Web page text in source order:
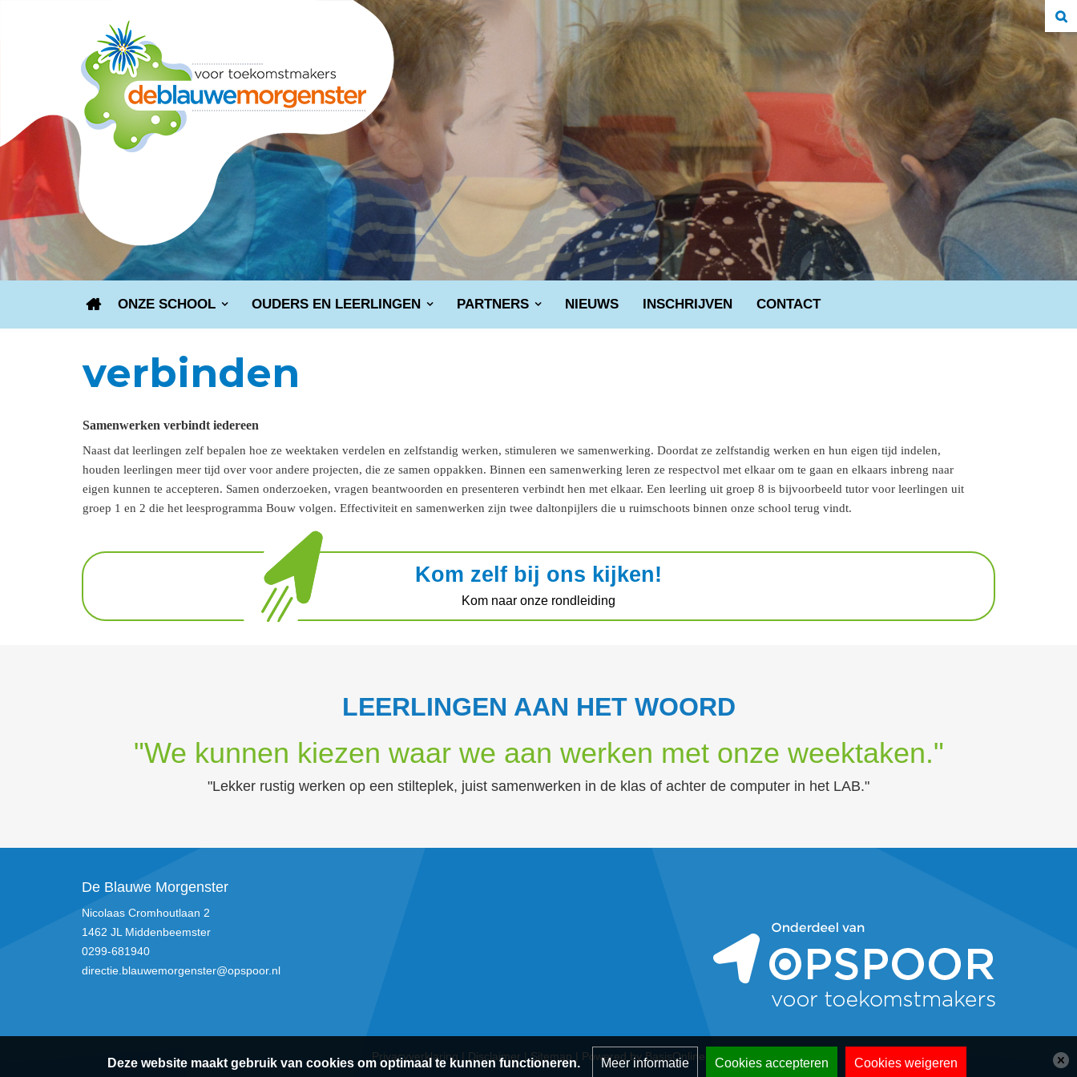
ONZE SCHOOL OUDERS EN LEERLINGEN PARTNERS NIEUWS INSCHRIJVEN CONTACT
verbinden
Samenwerken verbindt iedereen
Naast dat leerlingen zelf bepalen hoe ze weektaken verdelen en zelfstandig werken, stimuleren we samenwerking. Doordat ze zelfstandig werken en hun eigen tijd indelen,
houden leerlingen meer tijd over voor andere projecten, die ze samen oppakken. Binnen een samenwerking leren ze respectvol met elkaar om te gaan en elkaars inbreng naar
eigen kunnen te accepteren. Samen onderzoeken, vragen beantwoorden en presenteren verbindt hen met elkaar. Een leerling uit groep 8 is bijvoorbeeld tutor voor leerlingen uit
groep 1 en 2 die het leesprogramma Bouw volgen. Effectiviteit en samenwerken zijn twee daltonpijlers die u ruimschoots binnen onze school terug vindt.
Kom zelf bij ons kijken!
Kom naar onze rondleiding
LEERLINGEN AAN HET WOORD
"We kunnen kiezen waar we aan werken met onze weektaken."
"Lekker rustig werken op een stilteplek, juist samenwerken in de klas of achter de computer in het LAB."
De Blauwe Morgenster
Nicolaas Cromhoutlaan 2
1462 JL Middenbeemster
0299-681940
directie.blauwemorgenster@opspoor.nl
Privacyverklaring | Disclaimer |Sitemap | Powered by BasisOnline
Deze website maakt gebruik van cookies om optimaal te kunnen functioneren. Meer informatie Cookies accepteren Cookies weigeren